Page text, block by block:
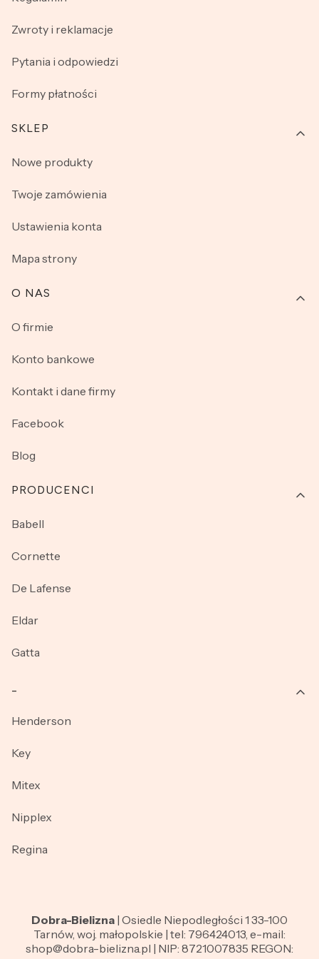
Zwroty i reklamacje
Pytania i odpowiedzi
Formy płatności
SKLEP
Nowe produkty
Twoje zamówienia
Ustawienia konta
Mapa strony
O NAS
O firmie
Konto bankowe
Kontakt i dane firmy
Facebook
Blog
PRODUCENCI
Babell
Cornette
De Lafense
Eldar
Gatta
Henderson
Key
Mitex
Nipplex
Regina
Dobra-Bielizna | Osiedle Niepodległości 1 33-100
Tarnów, woj. małopolskie | tel: 796424013, e-mail:
shop@dobra-bielizna.pl | NIP: 8721007835 REGON: